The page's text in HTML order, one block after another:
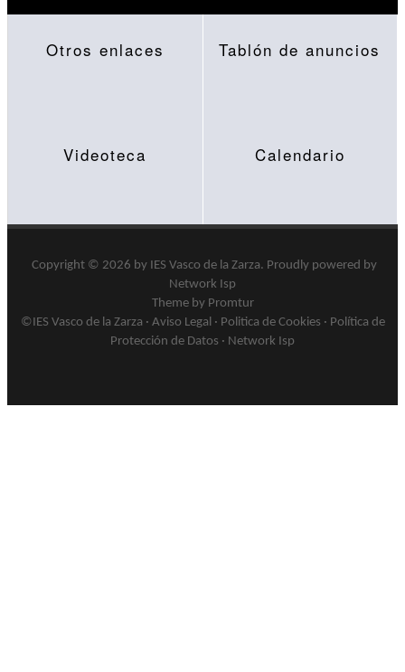
Otros enlaces Tablón de anuncios
Videoteca Calendario
Copyright © 2026 by IES Vasco de la Zarza. Proudly powered by
Network Isp
Theme by Promtur
©IES Vasco de la Zarza · Aviso Legal · Politica de Cookies · Política de
Protección de Datos · Network Isp